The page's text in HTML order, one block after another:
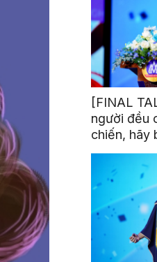
[FINAL
người đều
chiến, hãy
thế của